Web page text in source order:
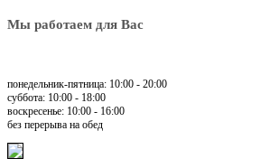
Мы работаем для Вас
понедельник-пятница: 10:00 - 20:00
суббота: 10:00 - 18:00
воскресенье: 10:00 - 16:00
без перерыва на обед